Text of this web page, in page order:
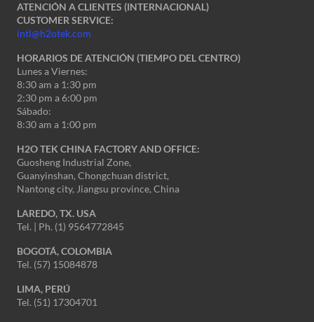
ATENCIÓN A CLIENTES (INTERNACIONAL)
CUSTOMER SERVICE:
intl@h2otek.com
HORARIOS DE ATENCIÓN (TIEMPO DEL CENTRO)
Lunes a Viernes:
8:30 am a 1:30 pm
2:30 pm a 6:00 pm
Sábado:
8:30 am a 1:00 pm
H2O TEK CHINA FACTORY AND OFFICE:
Guosheng Industrial Zone,
Guanyinshan, Chongchuan district,
Nantong city, Jiangsu province, China
LAREDO, TX. USA
Tel. | Ph. (1) 9564772845
BOGOTÁ, COLOMBIA
Tel. (57) 15084878
LIMA, PERÚ
Tel. (51) 17304701